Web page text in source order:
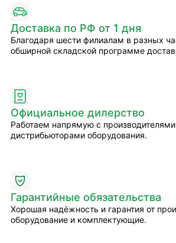
Доставка по РФ от 1 дня
Благодаря шести филиалам в разных
обширной складской программе
Официальное дилерство
Работаем напрямую с
дистрибьюторами оборудования.
Гарантийные обязательства
Хорошая надёжность и гарантия от
оборудование и комплектующие.